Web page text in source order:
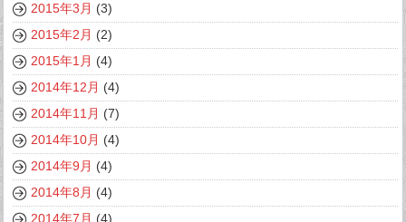
2015年3月 (3)
2015年2月 (2)
2015年1月 (4)
2014年12月 (4)
2014年11月 (7)
2014年10月 (4)
2014年9月 (4)
2014年8月 (4)
2014年7月 (4)